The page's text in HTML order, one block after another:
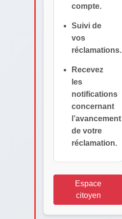
compte.
Suivi de
vos
réclamations.
Recevez
les
notifications
concernant
l’avancement
de votre
réclamation.
Espace
citoyen